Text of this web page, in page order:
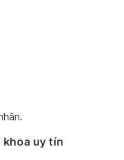
khoa uy tín